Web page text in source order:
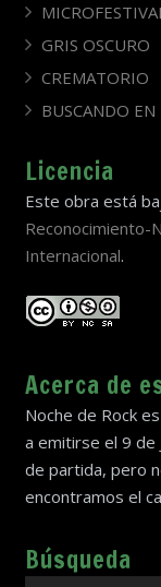
GRIS OSCURO
CREMATORIO
BUSCANDO
Licencia
Este obra está
Reconocimiento-
Internacional.
Acerca de
Noche de Rock
a emitirse el 9 de
de partida, pero
encontramos el
Búsqueda